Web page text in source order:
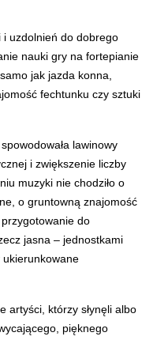
i uzdolnień do dobrego
nauki gry na fortepianie
jak jazda konna,
fechtunku czy sztuki
lawinowy
i zwiększenie liczby
muzyki nie chodziło o
o gruntowną znajomość
do
jasna – jednostkami
ukierunkowane
artyści, którzy słynęli albo
pięknego